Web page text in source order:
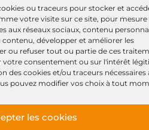
ou traceurs pour stocker et
votre visite sur ce site, pour mesure
aux réseaux sociaux, contenu
développer et améliorer les
ou refuser tout ou partie de ces
votre consentement ou sur l'intérêt
des cookies et/ou traceurs nécessaires
pouvez modifier vos choix à tout
les cookies